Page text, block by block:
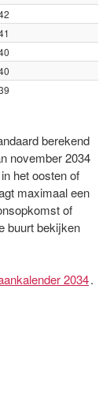
berekend
november 2034
het oosten of
maximaal een
of
buurt bekijken
2034.